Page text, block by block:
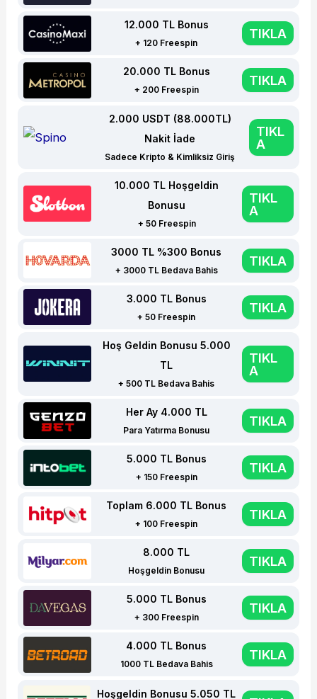
12.000 TL Bonus
+ 120 Freespin
TIKLA
20.000 TL Bonus
+ 200 Freespin
TIKLA
2.000 USDT (88.000TL)
Nakit İade
Sadece Kripto & Kimliksiz Giriş
TIKL
A
10.000 TL Hoşgeldin
Bonusu
+ 50 Freespin
TIKL
A
3000 TL %300 Bonus
+ 3000 TL Bedava Bahis
TIKLA
3.000 TL Bonus
+ 50 Freespin
TIKLA
Hoş Geldin Bonusu 5.000
TL
+ 500 TL Bedava Bahis
TIKL
A
Her Ay 4.000 TL
Para Yatırma Bonusu
TIKLA
5.000 TL Bonus
+ 150 Freespin
TIKLA
Toplam 6.000 TL Bonus
+ 100 Freespin
TIKLA
8.000 TL
Hoşgeldin Bonusu
TIKLA
5.000 TL Bonus
+ 300 Freespin
TIKLA
4.000 TL Bonus
1000 TL Bedava Bahis
TIKLA
Hoşgeldin Bonusu 5.050 TL